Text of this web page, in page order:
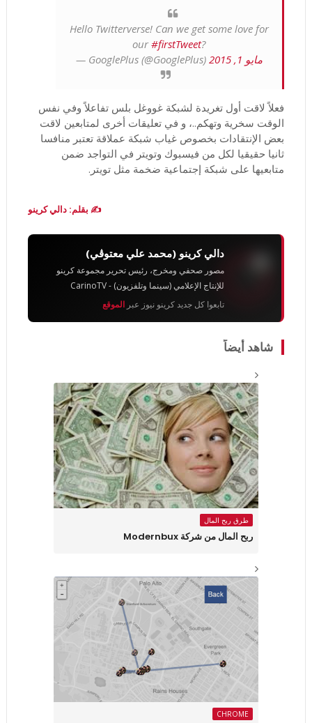
Hello Twitterverse! Can we get some love for
our#firstTweet?
— GooglePlus (@GooglePlus)
مايو 1, 2015
فعلاً لاقت أول تغريدة لشبكة غووغل بلس تفاعلاً وفي نفس
الوقت سخرية وتهكم..، و في تعليقات أخرى لمتابعين لاقت
بعض الإنتقادات بخصوص غياب شبكة عملاقة تعتبر منافسا
ثانيا حقيقيا لكل من فيسبوك وتويتر في التواجد ضمن
متابعيها على شبكة إجتماعية ضخمة مثل تويتر.
✍️ بقلم: دالي كرينو
دالي كرينو (محمد علي معتوڨي)
مصور صحفي ومخرج، رئيس تحرير مجموعة كرينو
للإنتاج الإعلامي (سينما وتلفزيون) - CarinoTV
تابعوا كل جديد كرينو نيوز عبر الموقع
شاهد أيضاً
طرق ربح المال
ربح المال من شركة Modernbux
CHROME